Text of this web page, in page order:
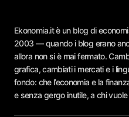
Ekonomia.it è un blog di
2003 — quando i blog erano
allora non si è mai fermato.
grafica, cambiati i mercati e i
fondo: che l’economia e la
e senza gergo inutile, a chi